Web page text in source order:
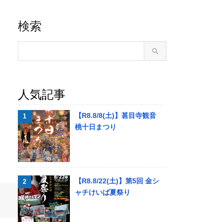
検索
人気記事
【R8.8/8(土)】甚目寺観音
桃十日まつり
【R8.8/22(土)】第5回 金シ
ャチけいば夏祭り